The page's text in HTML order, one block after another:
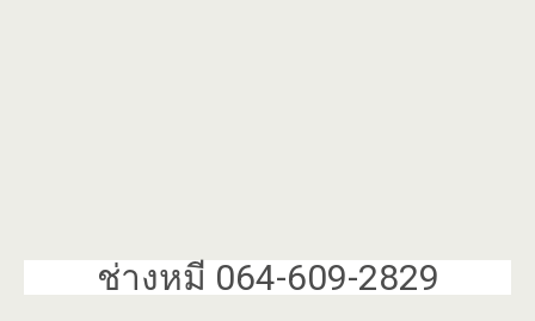
ช่างหมี 064-609-2829